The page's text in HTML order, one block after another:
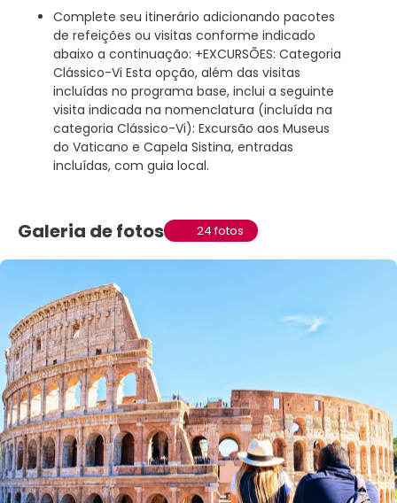
Complete seu itinerário adicionando pacotes
de refeições ou visitas conforme indicado
abaixo a continuação: +EXCURSÕES: Categoria
Clássico-Vi Esta opção, além das visitas
incluídas no programa base, inclui a seguinte
visita indicada na nomenclatura (incluída na
categoria Clássico-Vi): Excursão aos Museus
do Vaticano e Capela Sistina, entradas
incluídas, com guia local.
Galeria de fotos 24 fotos